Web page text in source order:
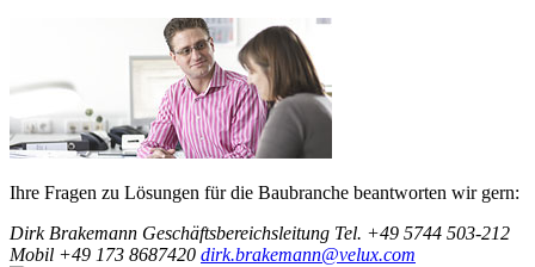
Ihre Fragen zu Lösungen für die Baubranche beantworten wir gern:
Dirk Brakemann Geschäftsbereichsleitung Tel. +49 5744 503-212
Mobil +49 173 8687420 dirk.brakemann@velux.com